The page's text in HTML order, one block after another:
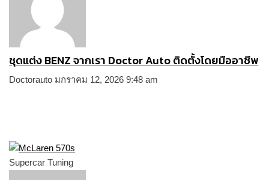
ชุดแต่ง BENZ จากเรา Doctor Auto ติดตั้งโดยมืออาชีพ
Doctorauto มกราคม 12, 2026 9:48 am
Supercar Tuning